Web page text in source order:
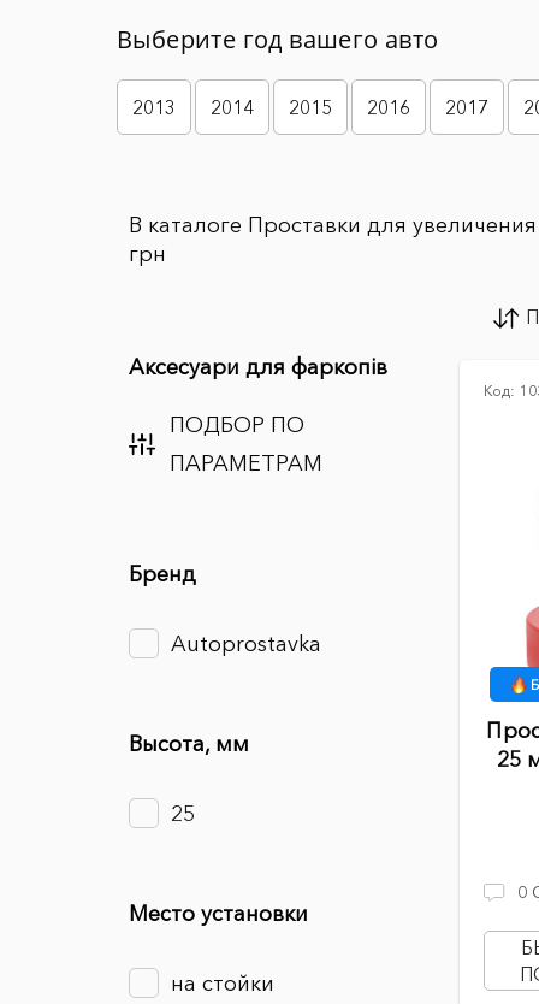
Выберите год вашего авто
2013 2014 2015 2016 2017
В каталоге Проставки для
грн
Аксесуари для фаркопів
ПОДБОР ПО
ПАРАМЕТРАМ
Бренд
Autoprostavka
Высота, мм
25
Место установки
на стойки
Код:
25
0